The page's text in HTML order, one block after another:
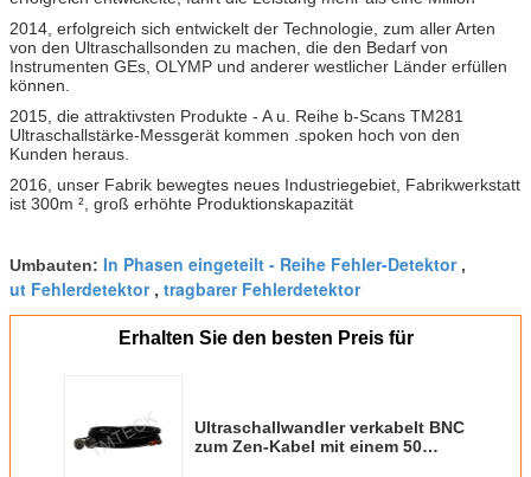
2014, erfolgreich sich entwickelt der Technologie, zum aller Arten
von den Ultraschallsonden zu machen, die den Bedarf von
Instrumenten GEs, OLYMP und anderer westlicher Länder erfüllen
können.
2015, die attraktivsten Produkte - A u. Reihe b-Scans TM281
Ultraschallstärke-Messgerät kommen .spoken hoch von den
Kunden heraus.
2016, unser Fabrik bewegtes neues Industriegebiet, Fabrikwerkstatt
ist 300m ², groß erhöhte Produktionskapazität
Umbauten: In Phasen eingeteilt - Reihe Fehler-Detektor,
ut Fehlerdetektor, tragbarer Fehlerdetektor
Erhalten Sie den besten Preis für
Ultraschallwandler verkabelt BNC
zum Zen-Kabel mit einem 50